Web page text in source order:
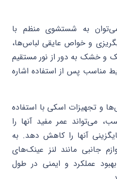
به شستشوی منظم با
و خواص عایقی لباس‌ها،
خشک به دور از نور مستقیم
مناسب پس از استفاده اشاره
و تجهیزات اسکی با استفاده
می‌تواند عمر مفید آنها را
آنها را کاهش دهد. به
جانبی مانند لنز عینک‌های
عملکرد و ایمنی در طول